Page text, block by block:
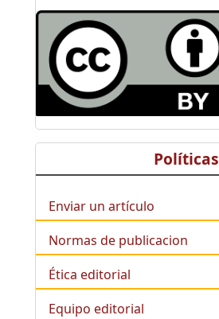
Políticas
Enviar un artículo
Normas de publicacion
Ética editorial
Equipo editorial